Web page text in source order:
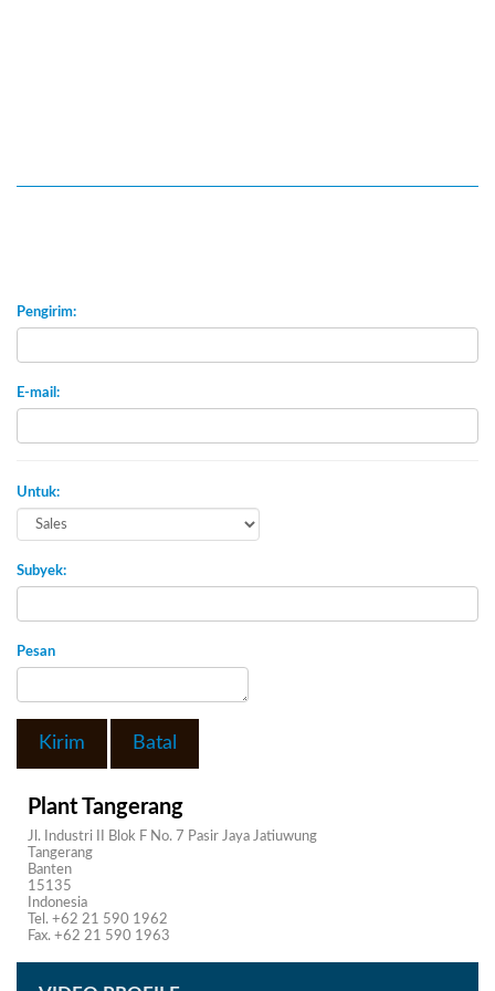
Pengirim:
E-mail:
Untuk:
Subyek:
Pesan
Kirim Batal
Plant Tangerang
Jl. Industri II Blok F No. 7 Pasir Jaya Jatiuwung
Tangerang
Banten
15135
Indonesia
Tel. +62 21 590 1962
Fax. +62 21 590 1963